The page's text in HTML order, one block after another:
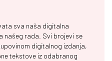
sva naša digitalna
našeg rada. Svi brojevi se
digitalnog izdanja,
tekstove iz odabranog